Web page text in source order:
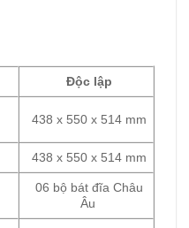
Độc lập
438 x 550 x 514 mm
438 x 550 x 514 mm
06 bộ bát đĩa Châu
Âu